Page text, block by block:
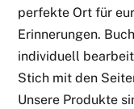
perfekte Ort für
Erinnerungen.
individuell
Stich mit den
Unsere Produkte